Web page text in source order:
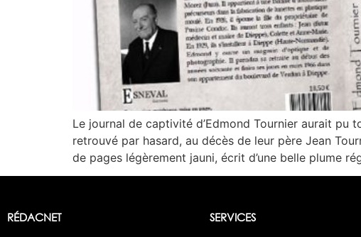
Le journal de captivité d’Edmond Tournier aurait pu
retrouvé par hasard, au décès de leur père Jean
de pages légèrement jauni, écrit d’une belle plume
RÉDACNET SERVICES